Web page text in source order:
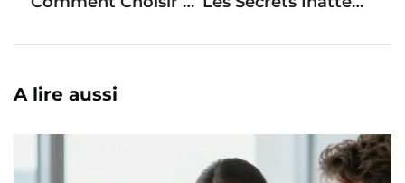
A lire aussi